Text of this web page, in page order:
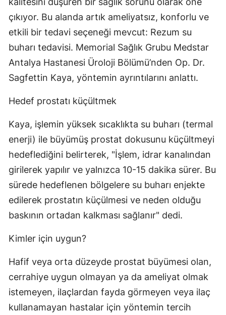
çıkıyor. Bu alanda artık ameliyatsız, konforlu ve
etkili bir tedavi seçeneği mevcut: Rezum su
buharı tedavisi. Memorial Sağlık Grubu Medstar
Antalya Hastanesi Üroloji Bölümü’nden Op. Dr.
Sagfettin Kaya, yöntemin ayrıntılarını anlattı.
Hedef prostatı küçültmek
Kaya, işlemin yüksek sıcaklıkta su buharı (termal
enerji) ile büyümüş prostat dokusunu küçültmeyi
hedeflediğini belirterek, "İşlem, idrar kanalından
girilerek yapılır ve yalnızca 10-15 dakika sürer. Bu
sürede hedeflenen bölgelere su buharı enjekte
edilerek prostatın küçülmesi ve neden olduğu
baskının ortadan kalkması sağlanır" dedi.
Kimler için uygun?
Hafif veya orta düzeyde prostat büyümesi olan,
cerrahiye uygun olmayan ya da ameliyat olmak
istemeyen, ilaçlardan fayda görmeyen veya ilaç
kullanamayan hastalar için yöntemin tercih